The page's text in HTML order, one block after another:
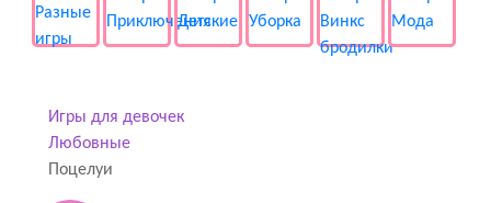
Игры для девочек
Любовные
Поцелуи